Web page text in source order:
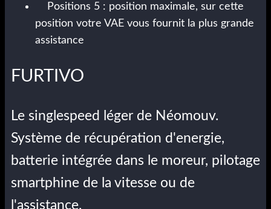
Positions 5 : position maximale, sur cette
position votre VAE vous fournit la plus grande
assistance
FURTIVO
Le singlespeed léger de Néomouv.
Système de récupération d'energie,
batterie intégrée dans le moreur, pilotage
smartphine de la vitesse ou de
l'assistance.